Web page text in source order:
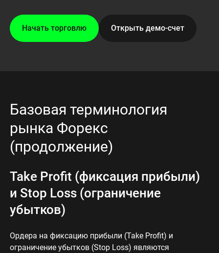
Начать торговлю Открыть демо-счет
Базовая терминология
рынка Форекс
(продолжение)
Take Profit (фиксация прибыли)
и Stop Loss (ограничение
убытков)
Ордера на фиксацию прибыли (Take Profit) и
ограничение убытков (Stop Loss) являются